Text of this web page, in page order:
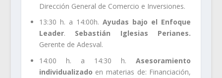
Dirección General de Comercio e Inversiones.
13:30 h. a 14:00h.Ayudas bajo el Enfoque
Leader. Sebastián Iglesias Perianes.
Gerente de Adesval.
14:00 h. a 14:30 h.Asesoramiento
individualizado en materias de: Financiación,